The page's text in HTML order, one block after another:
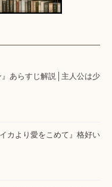
あらすじ解説│主人公は少
カより愛をこめて』格好い